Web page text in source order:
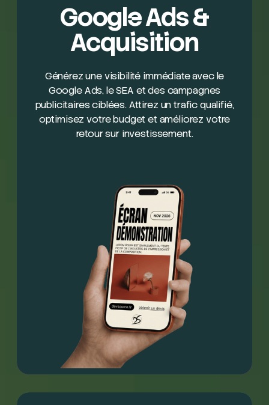
Google Ads &
Acquisition
Générez une visibilité immédiate avec le
Google Ads, le SEA et des campagnes
publicitaires ciblées. Attirez un trafic qualifié,
optimisez votre budget et améliorez votre
retour sur investissement.